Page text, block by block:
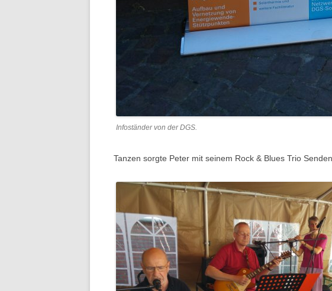
Infoständer von der DGS.
Tanzen sorgte Peter mit seinem Rock & Blues Trio